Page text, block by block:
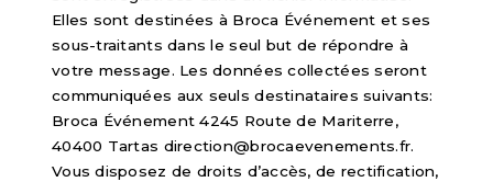
Elles sont destinées à Broca Événement et ses
sous-traitants dans le seul but de répondre à
votre message. Les données collectées seront
communiquées aux seuls destinataires suivants:
Broca Événement 4245 Route de Mariterre,
40400 Tartas direction@brocaevenements.fr.
Vous disposez de droits d’accès, de rectification,